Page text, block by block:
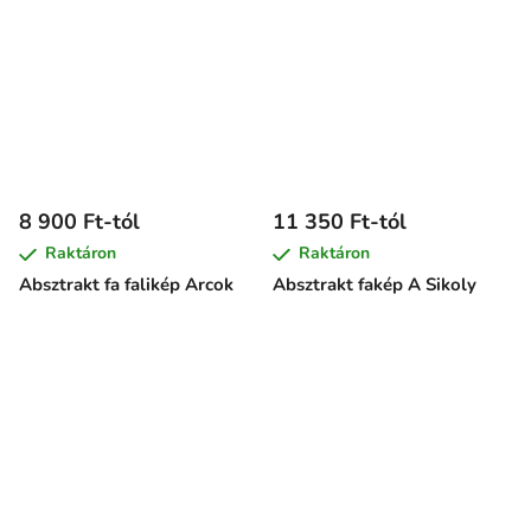
Absztrakt fa falikép Arcok
8 900 Ft-tól
Raktáron
Absztrakt fakép A Sikoly
11 350 Ft-tól
Raktáron